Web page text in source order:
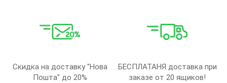
Скидка на доставку "Нова
Пошта" до 20%
БЕСПЛАТАНЯ доставка при
заказе от 20 ящиков!